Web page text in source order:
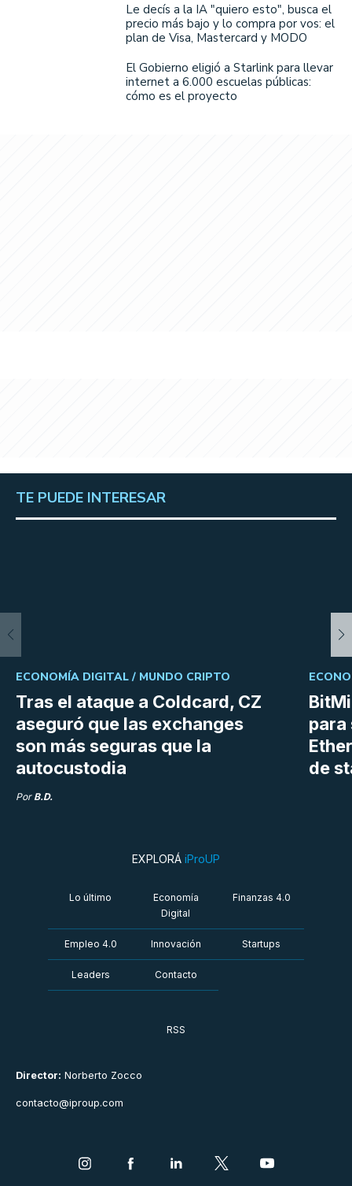
Le decís a la IA "quiero esto", busca el
precio más bajo y lo compra por vos: el
plan de Visa, Mastercard y MODO
El Gobierno eligió a Starlink para llevar
internet a 6.000 escuelas públicas:
cómo es el proyecto
TE PUEDE INTERESAR
Tras el ataque a Coldcard, CZ
aseguró que las exchanges
son más seguras que la
autocustodia
ECONOMÍA DIGITAL / MUNDO CRIPTO
Por B.D.
para
de
Director: Norberto Zocco
contacto@iproup.com
EXPLORÁ iProUP
Lo último
Economía
Digital
Finanzas 4.0
Empleo 4.0 Innovación Startups
Leaders Contacto
RSS